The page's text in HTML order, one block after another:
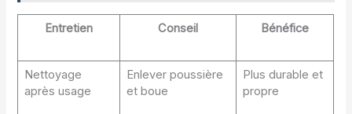
Entretien Conseil Bénéfice
Nettoyage
après usage
Enlever poussière
et boue
Plus durable et
propre